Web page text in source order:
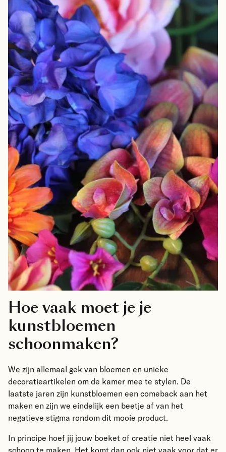
Hoe vaak moet je je
kunstbloemen
schoonmaken?
We zijn allemaal gek van bloemen en unieke
decoratieartikelen om de kamer mee te stylen. De
laatste jaren zijn kunstbloemen een comeback aan het
maken en zijn we eindelijk een beetje af van het
negatieve stigma rondom dit mooie product.
In principe hoef jij jouw boeket of creatie niet heel vaak
schoon te maken. Het komt dan ook niet vaak voor dat er